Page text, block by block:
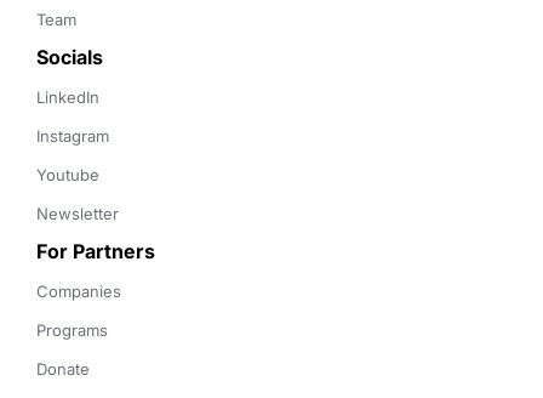
Team
Socials
LinkedIn
Instagram
Youtube
Newsletter
For Partners
Companies
Programs
Donate